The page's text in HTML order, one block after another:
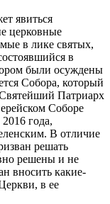
явиться
церковные
в лике святых,
в
были осуждены
Собора, который
Святейший Патриарх
Соборе
года,
В отличие
решать
решены и не
вносить какие-
в ее